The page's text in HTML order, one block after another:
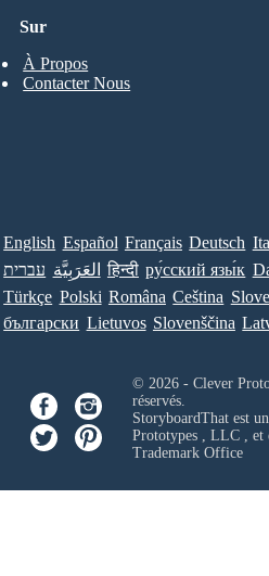
Sur
À Propos
Contacter Nous
English Español Français Deutsch
עברית العَرَبِيَّة हिन्दी ру́сский язы́к
Türkçe Polski Româna Ceština
български Lietuvos Slovenščina
© 2026 - Clever
réservés.
StoryboardThat est
Prototypes , LLC, et
Trademark Office